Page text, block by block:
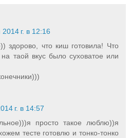
г. в 12:16
здорово, что киш готовила! Что
таой вкус было суховатое или
г. в 14:57
просто такое люблю))я
тесте готовлю и тонко-тонко